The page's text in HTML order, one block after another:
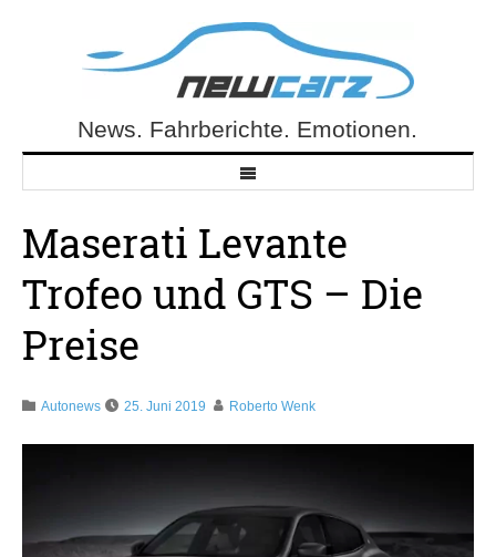
NewCarz.deNews. Fahrberichte. Emotionen.
Maserati Levante
Trofeo und GTS – Die
Preise
Autonews 25. Juni 2019 Roberto Wenk